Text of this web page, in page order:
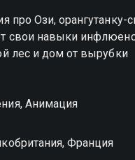
про Ози, орангутанку-
свои навыки
лес и дом от вырубки
Анимация
Франция